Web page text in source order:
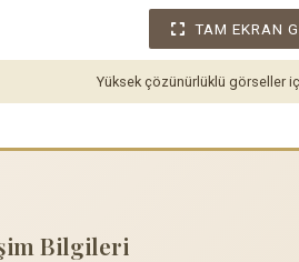
TAM EKRAN
Yüksek çözünürlüklü görseller
Bilgileri